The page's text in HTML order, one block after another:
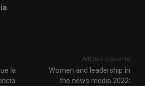
la
Artículo siguiente
Women and leadership in
the news media 2022: